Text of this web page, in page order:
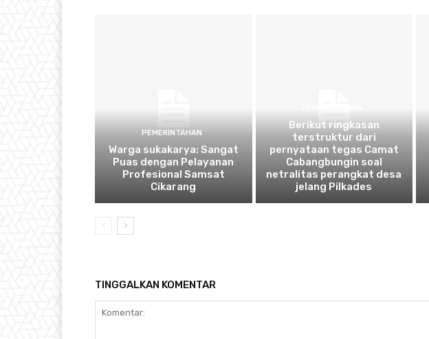
PEMERINTAHAN
Warga sukakarya: Sangat
Puas dengan Pelayanan
Profesional Samsat
Cikarang
Berikut ringkasan
terstruktur dari
pernyataan tegas Camat
Cabangbungin soal
netralitas perangkat desa
jelang Pilkades
TINGGALKAN KOMENTAR